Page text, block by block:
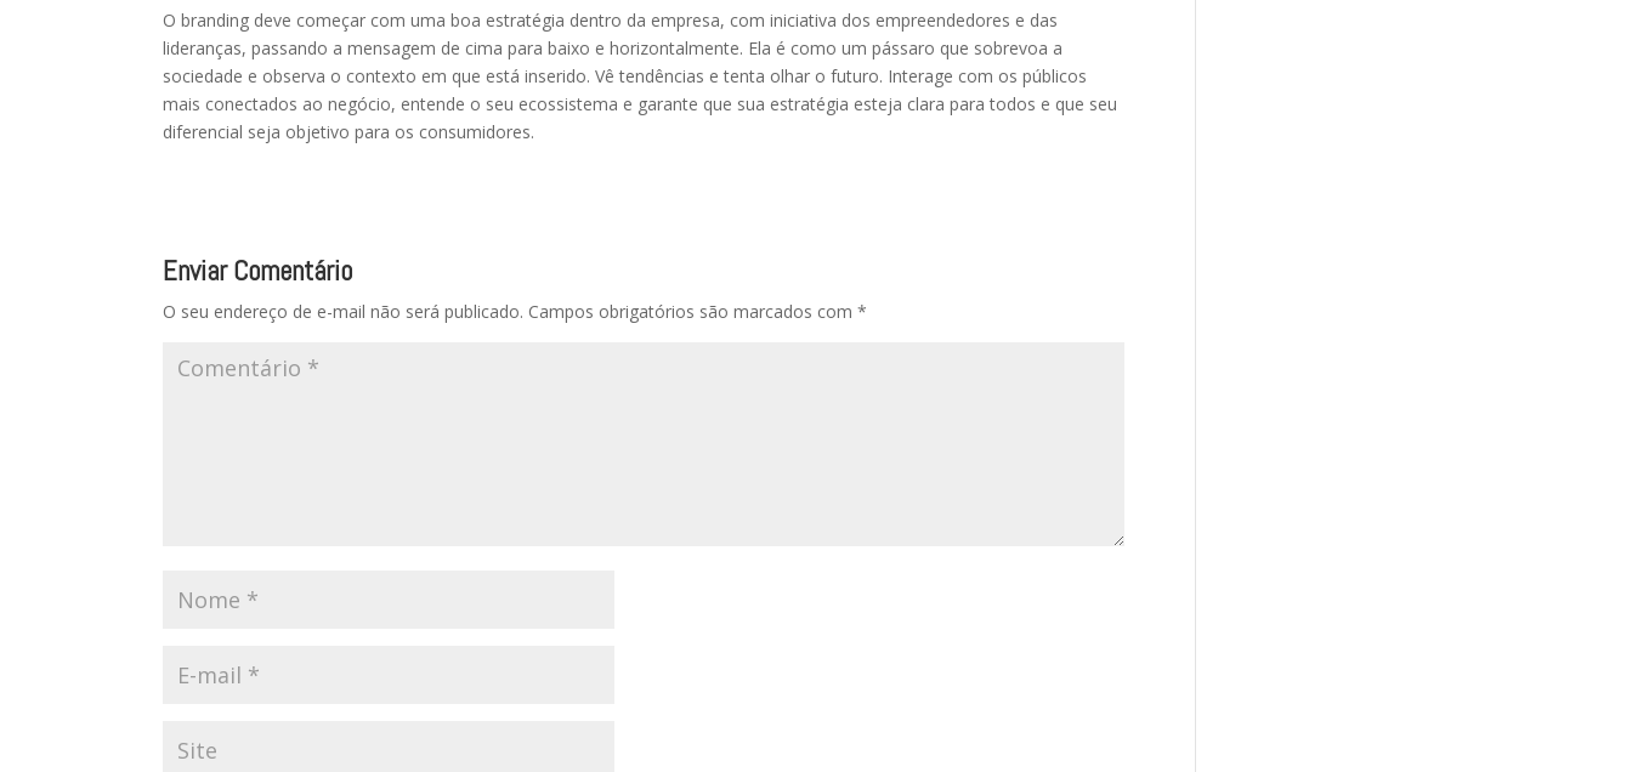
O branding deve começar com uma boa estratégia dentro da empresa, com iniciativa dos empreendedores e das
lideranças, passando a mensagem de cima para baixo e horizontalmente. Ela é como um pássaro que sobrevoa a
sociedade e observa o contexto em que está inserido. Vê tendências e tenta olhar o futuro. Interage com os públicos
mais conectados ao negócio, entende o seu ecossistema e garante que sua estratégia esteja clara para todos e que seu
diferencial seja objetivo para os consumidores.
Enviar Comentário
O seu endereço de e-mail não será publicado. Campos obrigatórios são marcados com*